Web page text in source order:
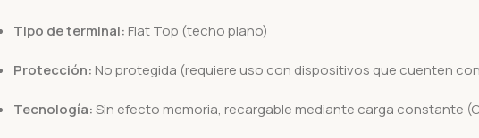
Tipo de terminal: Flat Top (techo plano)
Protección: No protegida (requiere uso con dispositivos que cuenten
Tecnología:Sin efecto memoria, recargable mediante carga constante